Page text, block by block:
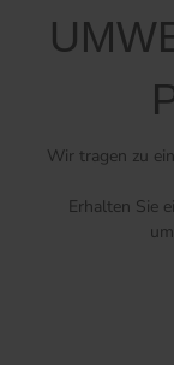
Wir tragen zu
Erhalten Sie